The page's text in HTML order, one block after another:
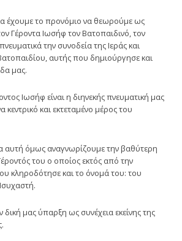
έχουμε το προνόμιο να θεωρούμε ως
Γέροντα Ιωσήφ τον Βατοπαιδινό, τον
την συνοδεία της Ιεράς και
αυτής που δημιούργησε και
μας.
Ιωσήφ είναι η διηνεκής πνευματική μας
κεντρικό και εκτεταμένο μέρος του
αυτή όμως αναγνωρίζουμε την βαθύτερη
του ο οποίος εκτός από την
κληροδότησε και το όνομά του: του
δική μας ύπαρξη ως συνέχεια εκείνης της